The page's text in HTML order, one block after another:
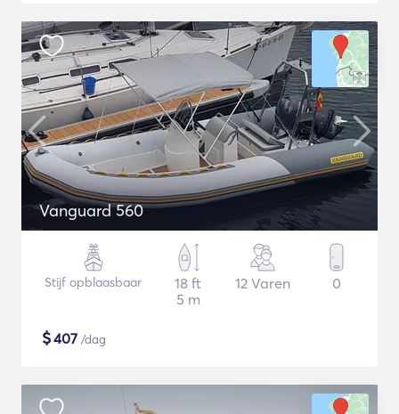
Vanguard 560
Stijf opblaasbaar
18 ft
5 m
12 Varen 0
$407 /dag